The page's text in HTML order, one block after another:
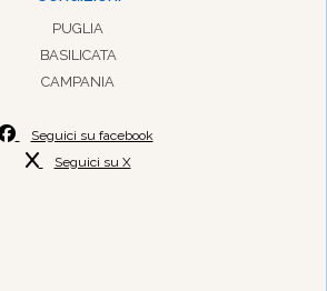
PUGLIA
BASILICATA
CAMPANIA
Seguici su facebook
Seguici su X